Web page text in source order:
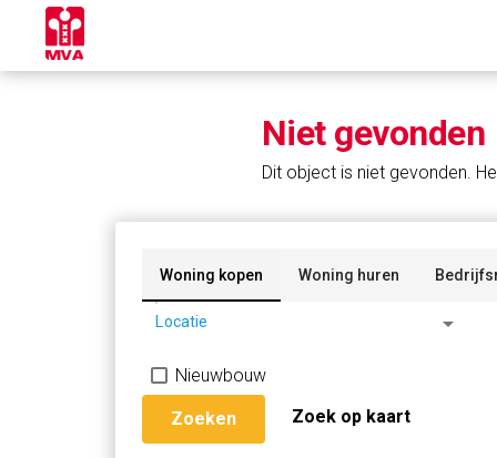
Niet gevonden
Dit object is niet gevonden.
Woning kopen Woning huren
Locatie arrow_drop_down
Nieuwbouw
Zoeken Zoek op kaart